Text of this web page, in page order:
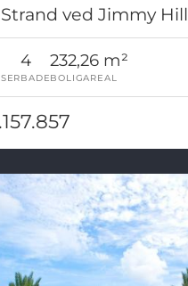
ved Jimmy Hill
4
BADE
232,26 m²
BOLIGAREAL